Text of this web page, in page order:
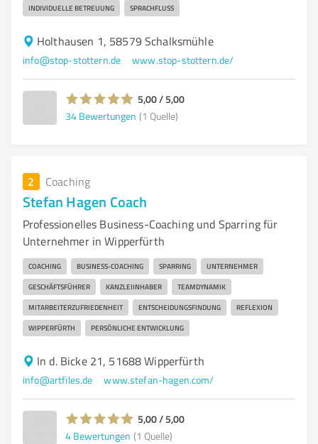
INDIVIDUELLE BETREUUNG SPRACHFLUSS
Holthausen 1, 58579 Schalksmühle
info@stop-stottern.de www.stop-stottern.de/
5,00 / 5,00
34 Bewertungen (1 Quelle)
2 Coaching
Stefan Hagen Coach
Professionelles Business-Coaching und Sparring für
Unternehmer in Wipperfürth
COACHING BUSINESS-COACHING SPARRING UNTERNEHMER
GESCHÄFTSFÜHRER KANZLEIINHABER TEAMDYNAMIK
MITARBEITERZUFRIEDENHEIT ENTSCHEIDUNGSFINDUNG REFLEXION
WIPPERFÜRTH PERSÖNLICHE ENTWICKLUNG
In d. Bicke 21, 51688 Wipperfürth
info@artfiles.de www.stefan-hagen.com/
5,00 / 5,00
4 Bewertungen (1 Quelle)